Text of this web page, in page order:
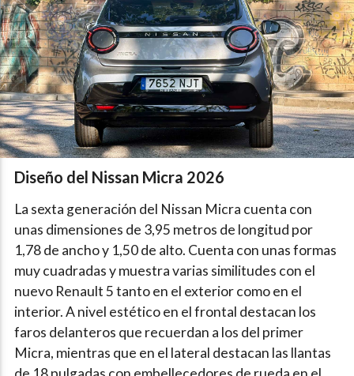
Diseño del Nissan Micra 2026
La sexta generación del Nissan Micra cuenta con
unas dimensiones de 3,95 metros de longitud por
1,78 de ancho y 1,50 de alto. Cuenta con unas formas
muy cuadradas y muestra varias similitudes con el
nuevo Renault 5 tanto en el exterior como en el
interior. A nivel estético en el frontal destacan los
faros delanteros que recuerdan a los del primer
Micra, mientras que en el lateral destacan las llantas